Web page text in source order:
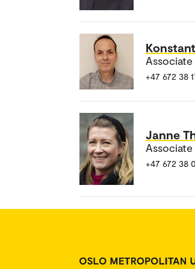
+47 672 38
Janne
+47 672 38